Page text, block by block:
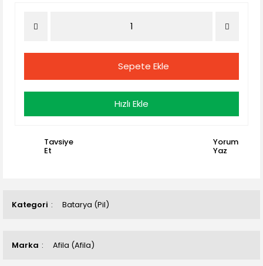
Kategori Batarya (Pil)
Marka Afila (Afila)
Sepete Ekle
Hızlı Ekle
Tavsiye
Et
Yorum
Yaz